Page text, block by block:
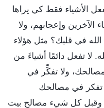
الأشياء فقط كي يراها
الآخرين وإعجابهم، ولا
في قلبك؟ مثل هؤلاء
لا تفعل دائمًا أشياءَ من
ولا تفكِّر في
تفكر في مصالحك
وقبل كل شيء مصالح بيت